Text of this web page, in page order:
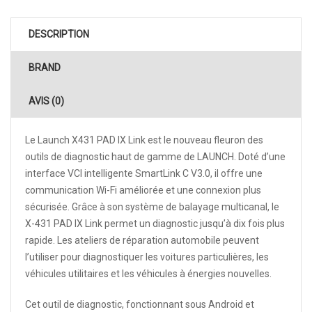
DESCRIPTION
BRAND
AVIS (0)
Le Launch X431 PAD IX Linkest le nouveau fleuron des
outils de diagnostic haut de gamme de LAUNCH. Doté d’une
interface VCI intelligente SmartLink C V3.0, il offre une
communication Wi-Fi améliorée et une connexion plus
sécurisée. Grâce à son système de balayage multicanal, le
X-431 PAD IX Link permet un diagnostic jusqu’à dix fois plus
rapide. Les ateliers de réparation automobile peuvent
l’utiliser pour diagnostiquer les voitures particulières, les
véhicules utilitaires et les véhicules à énergies nouvelles.
Cet outil de diagnostic, fonctionnant sous Android et